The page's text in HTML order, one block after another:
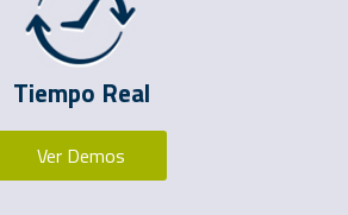
Tiempo Real
Ver Demos